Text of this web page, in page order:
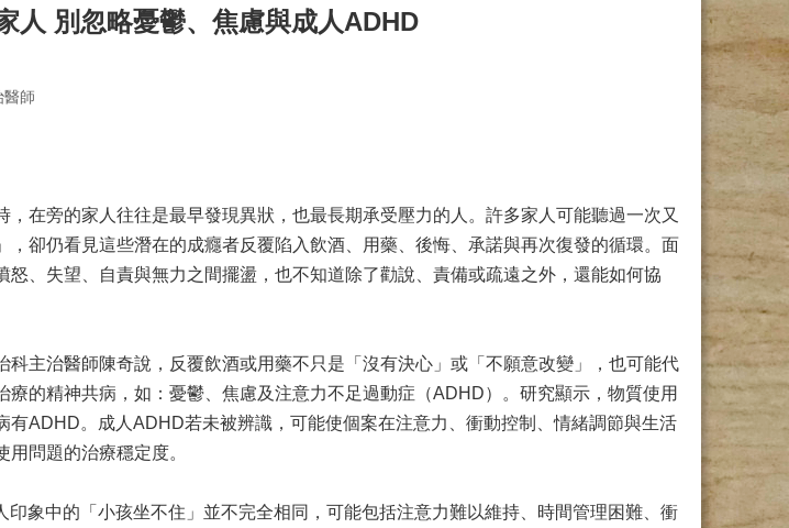
人 別忽略憂鬱、焦慮與成人ADHD
醫師
，在旁的家人往往是最早發現異狀，也最長期承受壓力的人。許多家人可能聽過一次又
，卻仍看見這些潛在的成癮者反覆陷入飲酒、用藥、後悔、承諾與再次復發的循環。面
怒、失望、自責與無力之間擺盪，也不知道除了勸說、責備或疏遠之外，還能如何協
科主治醫師陳奇說，反覆飲酒或用藥不只是「沒有決心」或「不願意改變」，也可能代
療的精神共病，如：憂鬱、焦慮及注意力不足過動症（ADHD）。研究顯示，物質使用
有ADHD。成人ADHD若未被辨識，可能使個案在注意力、衝動控制、情緒調節與生活
問題的治療穩定度。
象中的「小孩坐不住」並不完全相同，可能包括注意力難以維持、時間管理困難、衝